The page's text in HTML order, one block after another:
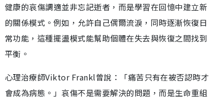
健康的哀傷調適並非忘記逝者，而是學習在回憶中建立新
的關係模式。例如，允許自己偶爾流淚，同時逐漸恢復日
常功能，這種擺盪模式能幫助個體在失去與恢復之間找到
平衡。
心理治療師Viktor Frankl曾說：「痛苦只有在被否認時才
會成為病態。」哀傷不是需要解決的問題，而是生命重組